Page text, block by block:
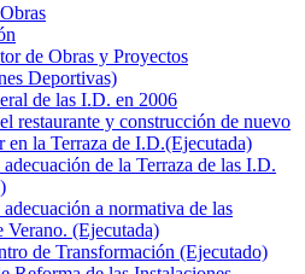
de Obras y Proyectos
Deportivas)
de las I.D. en 2006
restaurante y construcción de nuevo
en la Terraza de I.D.(Ejecutada)
de la Terraza de las I.D.
a normativa de las
Verano. (Ejecutada)
de Transformación (Ejecutado)